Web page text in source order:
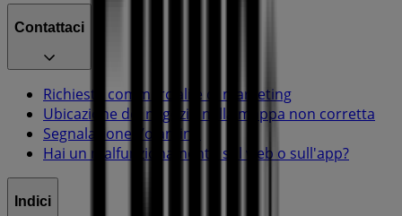
Contattaci
Richieste commerciali e di marketing
Ubicazione del negozio nella mappa non corretta
Segnalazione Volantino
Hai un malfunzionamento sul web o sull'app?
Indici